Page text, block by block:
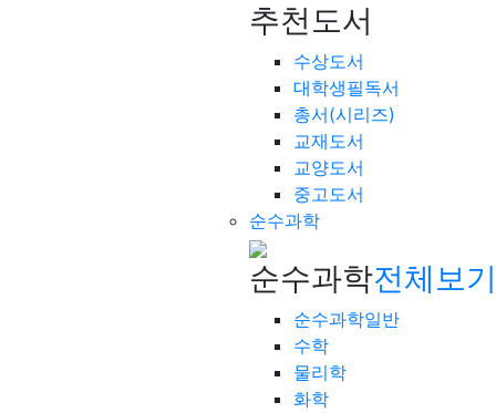
추천도서
수상도서
대학생필독서
총서(시리즈)
교재도서
교양도서
중고도서
순수과학
순수과학전체보
순수과학일반
수학
물리학
화학